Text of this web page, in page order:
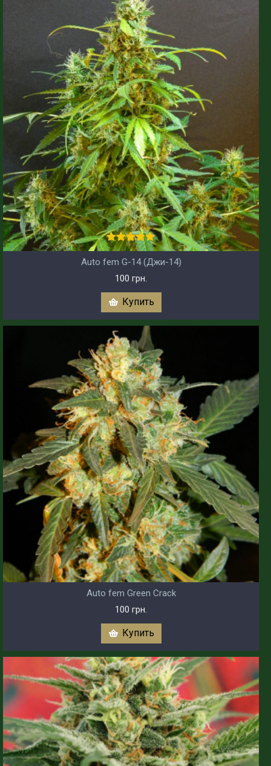
Auto fem G-14 (Джи-14)
100 грн.
Купить
Auto fem Green Crack
100 грн.
Купить